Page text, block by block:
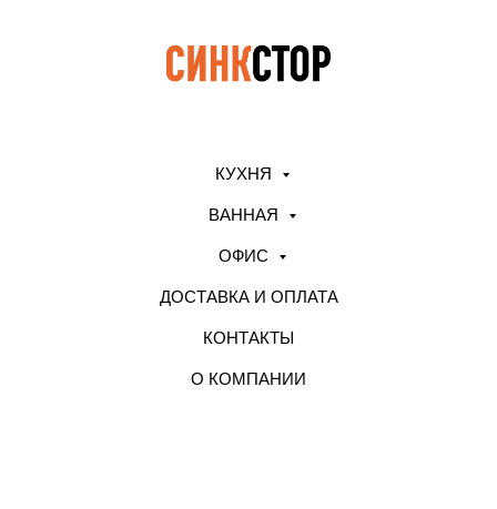
КУХНЯ
ВАННАЯ
ОФИС
ДОСТАВКА И ОПЛАТА
КОНТАКТЫ
О КОМПАНИИ